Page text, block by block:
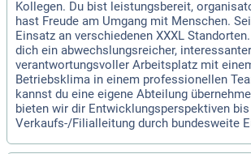
Kollegen. Du bist leistungsbereit,
hast Freude am Umgang mit Menschen.
Einsatz an verschiedenen XXXL
dich ein abwechslungsreicher,
verantwortungsvoller Arbeitsplatz mit
Betriebsklima in einem professionellen
kannst du eine eigene Abteilung
bieten wir dir Entwicklungsperspektiven
Verkaufs-/Filialleitung durch bundesweite